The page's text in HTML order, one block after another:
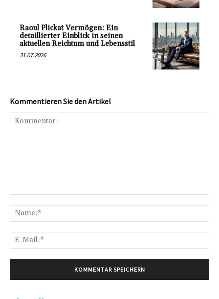
Raoul Plickat Vermögen: Ein
detaillierter Einblick in seinen
aktuellen Reichtum und Lebensstil
31.07.2026
Kommentieren Sie den Artikel